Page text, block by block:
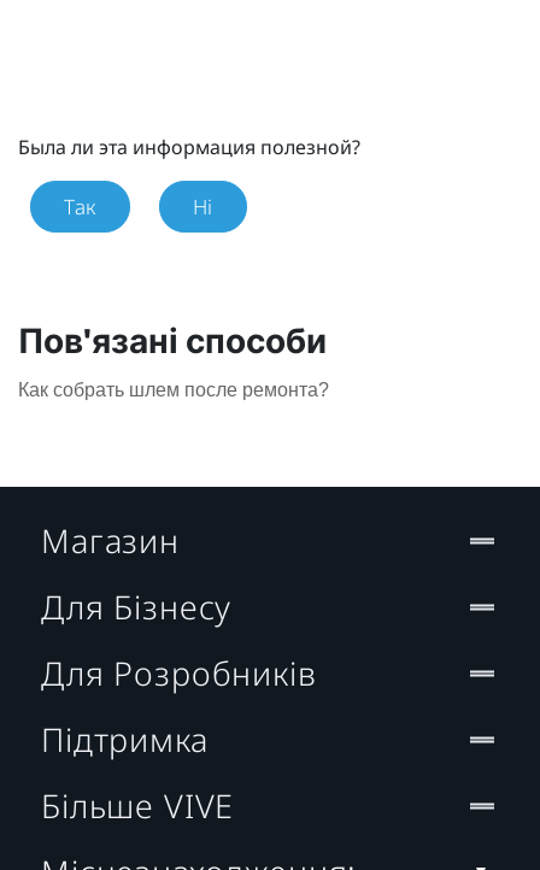
Была ли эта информация полезной?
Так Ні
Пов'язані способи
Как собрать шлем после ремонта?
Магазин
Для Бізнесу
Для Розробників
Підтримка
Більше VIVE